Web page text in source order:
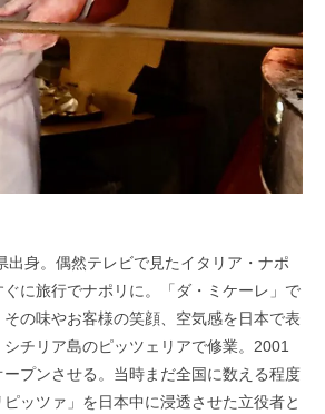
出身。偶然テレビで見たイタリア・ナポ
ぐに旅行でナポリに。「ダ・ミケーレ」で
の味やお客様の笑顔、空気感を日本で表
チリア島のピッツェリアで修業。2001
プンさせる。当時まだ全国に数える程度
ッツァ」を日本中に浸透させた立役者と